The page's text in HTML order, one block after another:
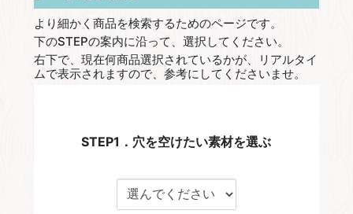
より細かく商品を検索するためのページです。
下のSTEPの案内に沿って、選択してください。
右下で、現在何商品選択されているかが、リアルタイ
ムで表示されますので、参考にしてくださいませ。
STEP1．穴を空けたい素材を選ぶ